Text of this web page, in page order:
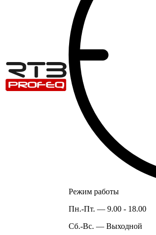
Режим работы
Пн.-Пт. — 9.00 - 18.00
Сб.-Вс. — Выходной